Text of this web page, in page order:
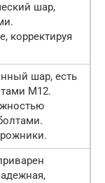
шар,
корректируя
шар, есть
М12.